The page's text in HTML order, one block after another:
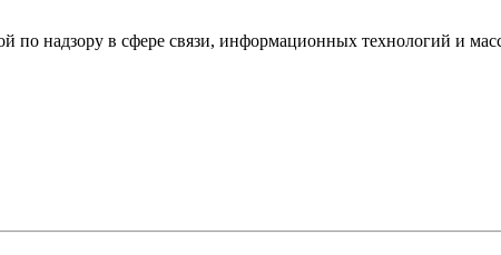
надзору в сфере связи, информационных технологий и